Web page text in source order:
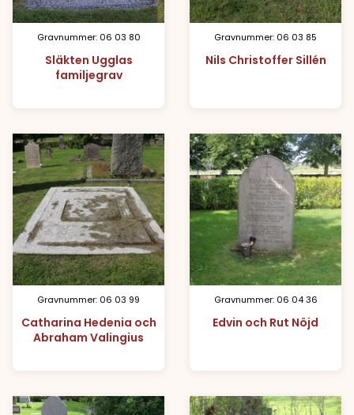
Gravnummer: 06 03 80
Släkten Ugglas
familjegrav
Gravnummer: 06 03 85
Nils Christoffer Sillén
Gravnummer: 06 03 99
Catharina Hedenia och
Abraham Valingius
Gravnummer: 06 04 36
Edvin och Rut Nöjd